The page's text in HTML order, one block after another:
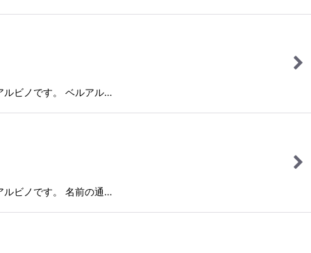
ビノです。 ベルアル…
ビノです。 名前の通…